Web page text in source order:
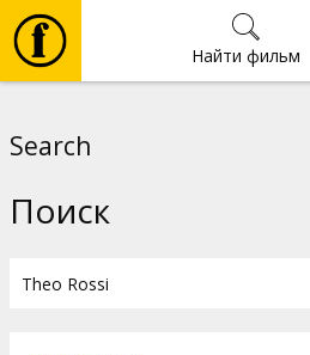
Найти фильм
Search
Поиск